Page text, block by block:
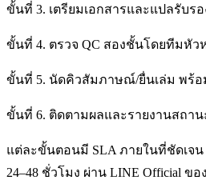
ขั้นที่ 3. เตรียมเอกสารและแปลรับร
ขั้นที่ 4. ตรวจ QC สองชั้นโดยทีมหัว
ขั้นที่ 5. นัดคิวสัมภาษณ์/ยื่นเล่ม พร้
ขั้นที่ 6. ติดตามผลและรายงานสถาน
แต่ละขั้นตอนมี SLA ภายในที่ชัดเจ
24–48 ชั่วโมง ผ่าน LINE Official ขอ